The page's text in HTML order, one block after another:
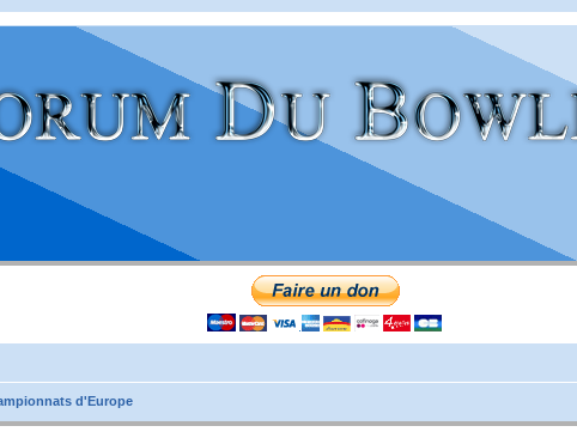
d'Europe